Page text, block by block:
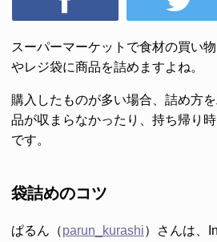
スーパーマーケットで食材の買い
やレジ袋に商品を詰めますよね。
購入したものが多い場合、詰め方
品が収まらなかったり、持ち帰り
です。
袋詰めのコツ
ぱるん（parun_kurashi）さんは、